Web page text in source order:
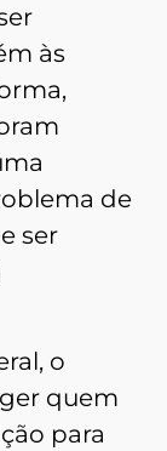
às
de
ser
o
quem
para